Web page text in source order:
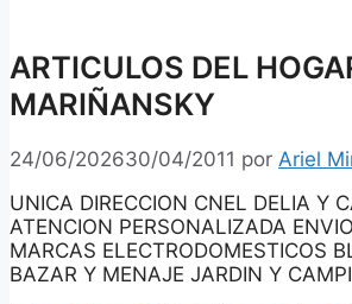
ARTICULOS DEL
MARIÑANSKY
24/06/202630/04/2011 por Ariel
UNICA DIRECCION CNEL DELIA Y
ATENCION PERSONALIZADA
MARCAS ELECTRODOMESTICOS
BAZAR Y MENAJE JARDIN Y